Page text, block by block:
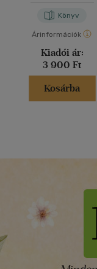
Könyv
Árinformációk
Kiadói ár:
3 900 Ft
Kosárba